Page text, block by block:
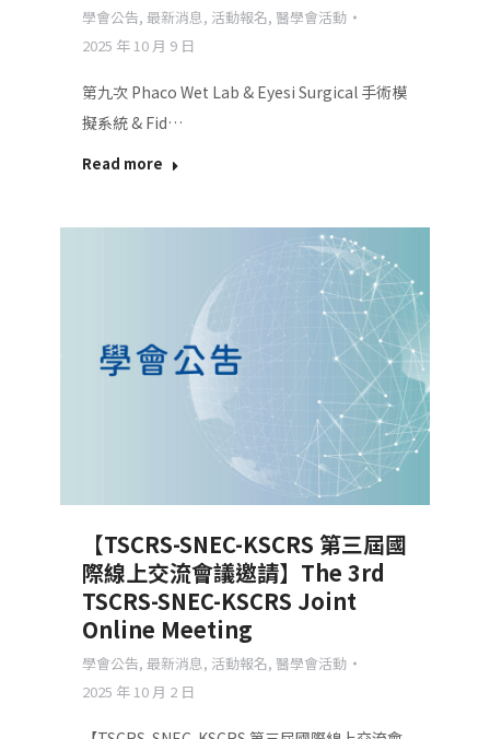
學會公告, 最新消息, 活動報名, 醫學會活動
2025 年 10 月 9 日
第九次 Phaco Wet Lab & Eyesi Surgical 手術模
擬系統 & Fid…
Read more
【TSCRS-SNEC-KSCRS 第三屆國
際線上交流會議邀請】The 3rd
TSCRS-SNEC-KSCRS Joint
Online Meeting
學會公告, 最新消息, 活動報名, 醫學會活動
2025 年 10 月 2 日